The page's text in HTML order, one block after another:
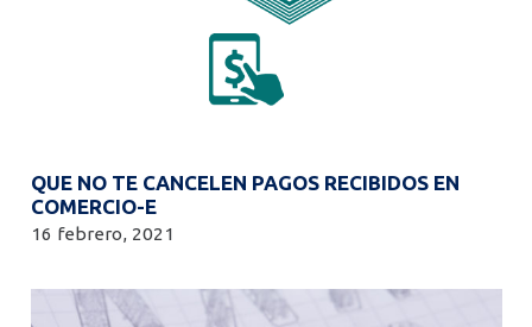
QUE NO TE CANCELEN PAGOS RECIBIDOS EN
COMERCIO-E
16 febrero, 2021